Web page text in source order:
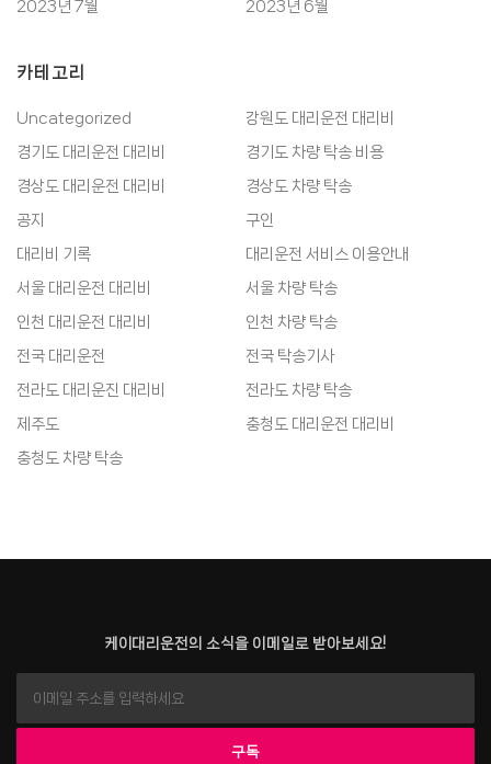
2023년 7월
2023년 6월
카테고리
Uncategorized
강원도 대리운전 대리비
경기도 대리운전 대리비
경기도 차량 탁송 비용
경상도 대리운전 대리비
경상도 차량 탁송
공지
구인
대리비 기록
대리운전 서비스 이용안내
서울 대리운전 대리비
서울 차량 탁송
인천 대리운전 대리비
인천 차량 탁송
전국 대리운전
전국 탁송기사
전라도 대리운진 대리비
전라도 차량 탁송
제주도
충청도 대리운전 대리비
충청도 차량 탁송
케이대리운전의 소식을 이메일로 받아보세요!